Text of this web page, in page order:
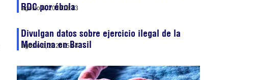
RDC por ébola
agosto 6, 202618:13
Divulgan datos sobre ejercicio ilegal de la
Medicina en Brasil
agosto 6, 202615:44